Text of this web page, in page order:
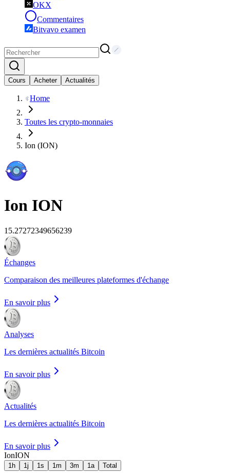
OKX
Commentaires
Bitvavo examen
Cours Acheter Actualités
Home
Toutes les crypto-monnaies
Ion (ION)
Ion ION
15.27272349656239
Échanges
Comparaison des meilleures plateformes d'échange
En savoir plus
Analyses
Les dernières actualités Bitcoin
En savoir plus
Actualités
Les dernières actualités Bitcoin
En savoir plus
IonION
1h 1j 1s 1m 3m 1a Total